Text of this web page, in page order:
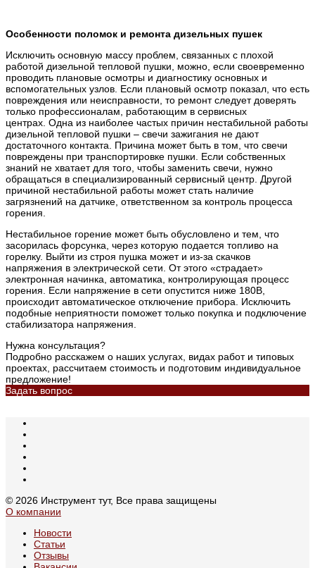
Особенности поломок и ремонта дизельных пушек
Исключить основную массу проблем, связанных с плохой
работой дизельной тепловой пушки, можно, если своевременно
проводить плановые осмотры и диагностику основных и
вспомогательных узлов. Если плановый осмотр показал, что есть
повреждения или неисправности, то ремонт следует доверять
только профессионалам, работающим в сервисных
центрах. Одна из наиболее частых причин нестабильной работы
дизельной тепловой пушки – свечи зажигания не дают
достаточного контакта. Причина может быть в том, что свечи
повреждены при транспортировке пушки. Если собственных
знаний не хватает для того, чтобы заменить свечи, нужно
обращаться в специализированный сервисный центр. Другой
причиной нестабильной работы может стать наличие
загрязнений на датчике, ответственном за контроль процесса
горения.
Нестабильное горение может быть обусловлено и тем, что
засорилась форсунка, через которую подается топливо на
горелку. Выйти из строя пушка может и из-за скачков
напряжения в электрической сети. От этого «страдает»
электронная начинка, автоматика, контролирующая процесс
горения. Если напряжение в сети опустится ниже 180В,
происходит автоматическое отключение прибора. Исключить
подобные неприятности поможет только покупка и подключение
стабилизатора напряжения.
Нужна консультация?
Подробно расскажем о наших услугах, видах работ и типовых
проектах, рассчитаем стоимость и подготовим индивидуальное
предложение!
Задать вопрос
© 2026 Инструмент тут, Все права защищены
О компании
Новости
Статьи
Отзывы